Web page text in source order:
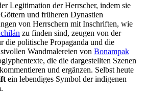
Legitimation der Herrscher, indem sie
und früheren Dynastien
von Herrschern mit Inschriften, wie
zu finden sind, zeugen von der
die politische Propaganda und die
Wandmalereien von Bonampak
die die dargestellten Szenen
und ergänzen. Selbst heute
ein lebendiges Symbol der indigenen